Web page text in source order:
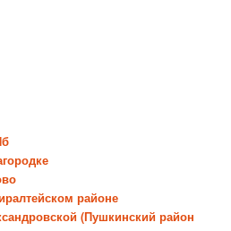
районе
(Пушкинский район